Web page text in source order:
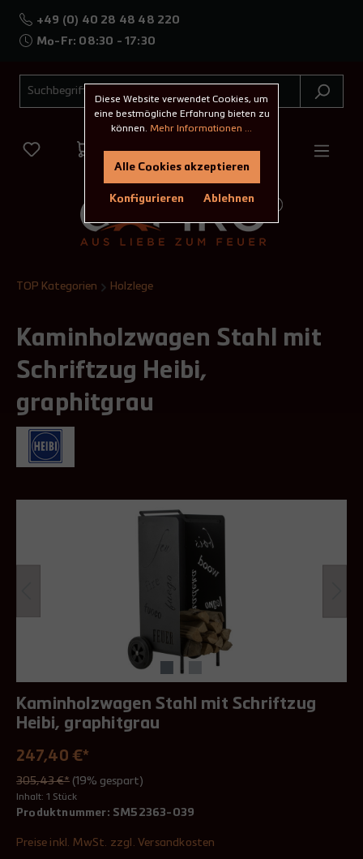
+49 (0) 40 28 48 48 220
Mo-Fr: 08:30 - 17:30
TOP Kategorien Holzlege
Kaminholzwagen Stahl mit
Schriftzug Heibi,
graphitgrau
Kaminholzwagen Stahl mit Schriftzug
Heibi, graphitgrau
247,40 €*
305,43 €* (19% gespart)
Inhalt: 1 Stück
Produktnummer: SM52363-039
Preise inkl. MwSt. zzgl. Versandkosten
Diese Website verwendet Cookies, um
eine bestmögliche Erfahrung bieten zu
können. Mehr Informationen ...
Ablehnen
Konfigurieren
Alle Cookies akzeptieren